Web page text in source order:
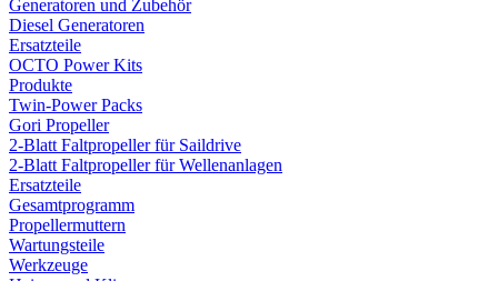
Generatoren und Zubehör
Diesel Generatoren
Ersatzteile
OCTO Power Kits
Produkte
Twin-Power Packs
Gori Propeller
2-Blatt Faltpropeller für Saildrive
2-Blatt Faltpropeller für Wellenanlagen
Ersatzteile
Gesamtprogramm
Propellermuttern
Wartungsteile
Werkzeuge